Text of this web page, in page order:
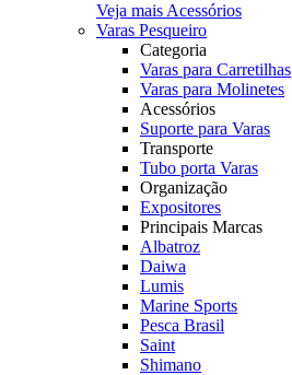
Veja mais Acessórios
Varas Pesqueiro
Categoria
Varas para Carretilhas
Varas para Molinetes
Acessórios
Suporte para Varas
Transporte
Tubo porta Varas
Organização
Expositores
Principais Marcas
Albatroz
Daiwa
Lumis
Marine Sports
Pesca Brasil
Saint
Shimano